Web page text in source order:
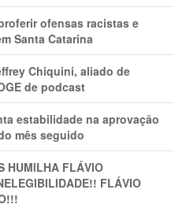
ofensas racistas e
Santa Catarina
Chiquini, aliado de
de podcast
estabilidade na aprovação
mês seguido
HUMlLHA FLÁVIO
FLÁVIO